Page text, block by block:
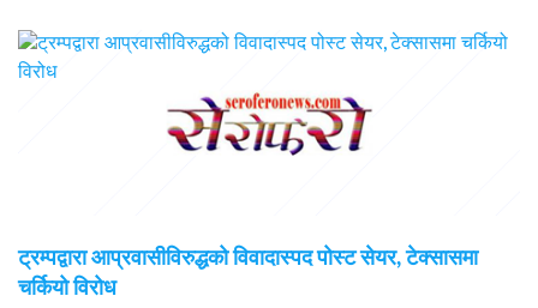
ट्रम्पद्वारा आप्रवासीविरुद्धको विवादास्पद पोस्ट सेयर, टेक्सासमा
चर्कियो विरोध